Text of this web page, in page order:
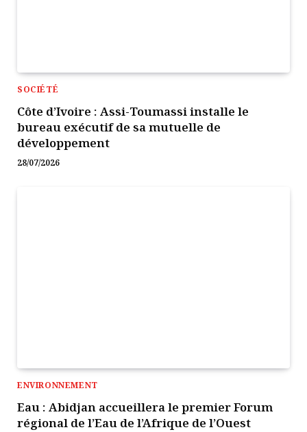
SOCIÉTÉ
Côte d’Ivoire : Assi-Toumassi installe le
bureau exécutif de sa mutuelle de
développement
28/07/2026
ENVIRONNEMENT
Eau : Abidjan accueillera le premier Forum
régional de l’Eau de l’Afrique de l’Ouest